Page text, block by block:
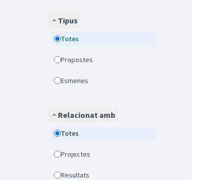
Tipus
Totes
Propostes
Esmenes
Relacionat amb
Totes
Projectes
Resultats